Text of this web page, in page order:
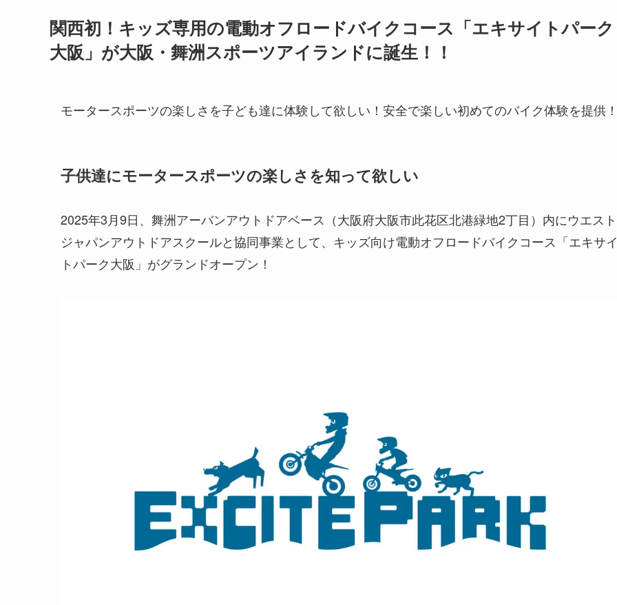
関西初！キッズ専用の電動オフロードバイクコース「エキサイトパーク
大阪」が大阪・舞洲スポーツアイランドに誕生！！
モータースポーツの楽しさを子ども達に体験して欲しい！安全で楽しい初めてのバイク体験を提供
子供達にモータースポーツの楽しさを知って欲しい
2025年3月9日、舞洲アーバンアウトドアベース（大阪府大阪市此花区北港緑地2丁目）内にウエスト
ジャパンアウトドアスクールと協同事業として、キッズ向け電動オフロードバイクコース「エキサ
トパーク大阪」がグランドオープン！